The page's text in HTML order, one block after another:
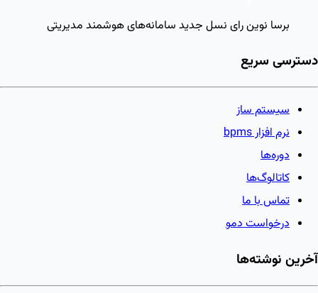
برسا نوین رای نسل جدید سامانه‌های هوشمند مدیریتی
دسترسی سریع
سیستم ساز
نرم افزار bpms
دوره‌ها
کاتالوگ‌ها
تماس با ما
درخواست دمو
آخرین نوشته‌ها